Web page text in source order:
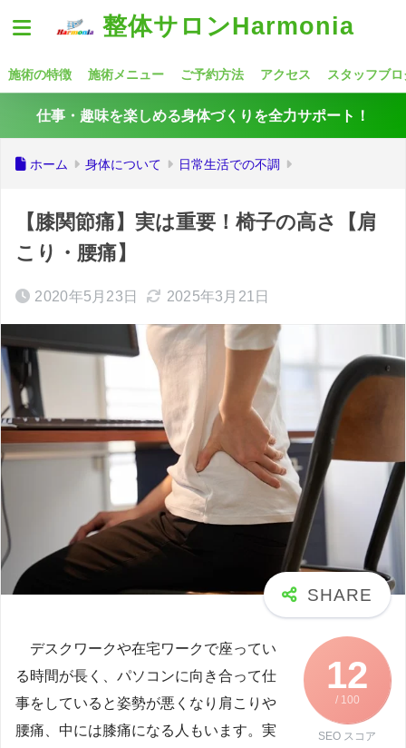
整体サロンHarmonia
施術の特徴 施術メニュー ご予約方法 アクセス スタッフブロ
仕事・趣味を楽しめる身体づくりを全力サポート！
ホーム 身体について 日常生活での不調
【膝関節痛】実は重要！椅子の高さ【肩
こり・腰痛】
2020年5月23日 2025年3月21日
12
/ 100
SEO スコア
デスクワークや在宅ワークで座ってい
る時間が長く、パソコンに向き合って仕
事をしていると姿勢が悪くなり肩こりや
腰痛、中には膝痛になる人もいます。実